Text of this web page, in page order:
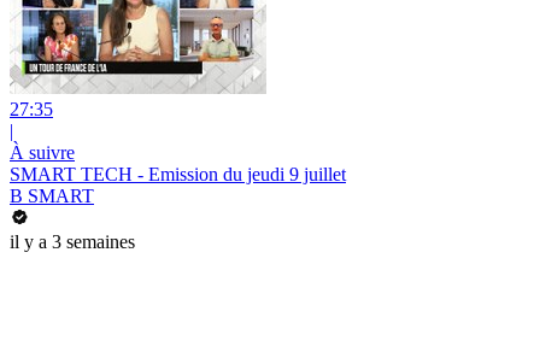
27:35
|
À suivre
SMART TECH - Emission du jeudi 9 juillet
B SMART
il y a 3 semaines